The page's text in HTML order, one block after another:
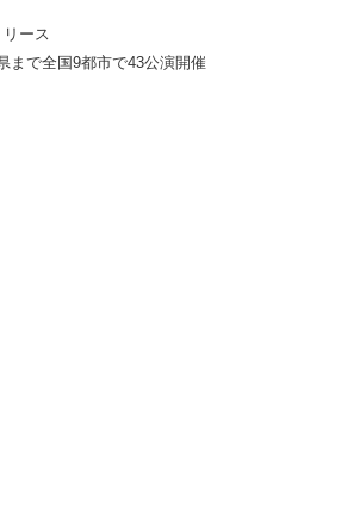
ース
まで全国9都市で43公演開催